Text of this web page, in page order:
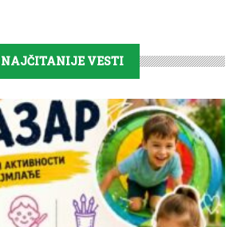
NAJČITANIJE VESTI